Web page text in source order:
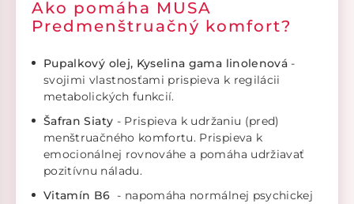
Ako pomáha MUSA
Predmenštruačný komfort?
Pupalkový olej, Kyselina gama linolenová -
svojimi vlastnosťami prispieva k regilácii
metabolických funkcií.
Šafran Siaty - Prispieva k udržaniu (pred)
menštruačného komfortu. Prispieva k
emocionálnej rovnováhe a pomáha udržiavať
pozitívnu náladu.
Vitamín B6 - napomáha normálnej psychickej